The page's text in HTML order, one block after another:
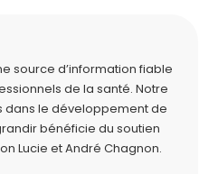
source d’information fiable
de la santé. Notre
dans le développement de
bénéficie du soutien
Lucie et André Chagnon.